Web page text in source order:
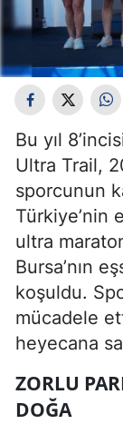
Bu yıl
Ultra Trail,
sporcunun
Türkiye’nin
ultra
Bursa’nın
koşuldu.
mücadele
heyecana
ZORLU
DOĞA